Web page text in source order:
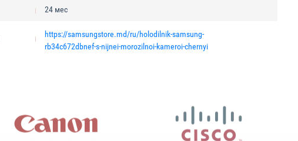
24 мес
https://samsungstore.md/ru/holodilnik-samsung-
rb34c672dbnef-s-nijnei-morozilnoi-kameroi-chernyi